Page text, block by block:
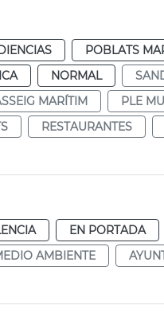
POBLATS
NORMAL
MARÍTIM
PLE
RESTAURANTES
EN PORTADA
AMBIENTE